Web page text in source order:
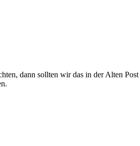
dann sollten wir das in der Alten